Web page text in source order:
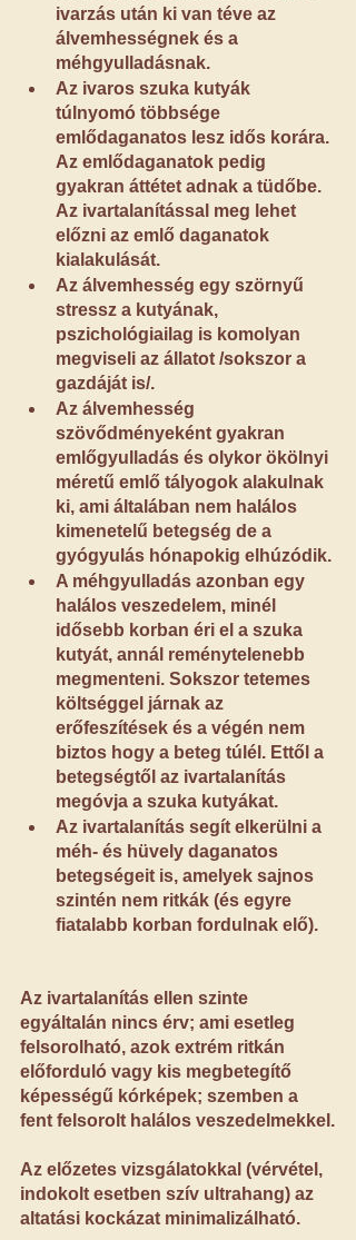
ivarzás után ki van téve az
álvemhességnek és a
méhgyulladásnak.
Az ivaros szuka kutyák
túlnyomó többsége
emlődaganatos lesz idős korára.
Az emlődaganatok pedig
gyakran áttétet adnak a tüdőbe.
Az ivartalanítással meg lehet
előzni az emlő daganatok
kialakulását.
Az álvemhesség egy szörnyű
stressz a kutyának,
pszichológiailag is komolyan
megviseli az állatot /sokszor a
gazdáját is/.
Az álvemhesség
szövődményeként gyakran
emlőgyulladás és olykor ökölnyi
méretű emlő tályogok alakulnak
ki, ami általában nem halálos
kimenetelű betegség de a
gyógyulás hónapokig elhúzódik.
A méhgyulladás azonban egy
halálos veszedelem, minél
idősebb korban éri el a szuka
kutyát, annál reménytelenebb
megmenteni. Sokszor tetemes
költséggel járnak az
erőfeszítések és a végén nem
biztos hogy a beteg túlél. Ettől a
betegségtől az ivartalanítás
megóvja a szuka kutyákat.
Az ivartalanítás segít elkerülni a
méh- és hüvely daganatos
betegségeit is, amelyek sajnos
szintén nem ritkák (és egyre
fiatalabb korban fordulnak elő).
Az ivartalanítás ellen szinte
egyáltalán nincs érv; ami esetleg
felsorolható, azok extrém ritkán
előforduló vagy kis megbetegítő
képességű kórképek; szemben a
fent felsorolt halálos veszedelmekkel.
Az előzetes vizsgálatokkal (vérvétel,
indokolt esetben szív ultrahang) az
altatási kockázat minimalizálható.